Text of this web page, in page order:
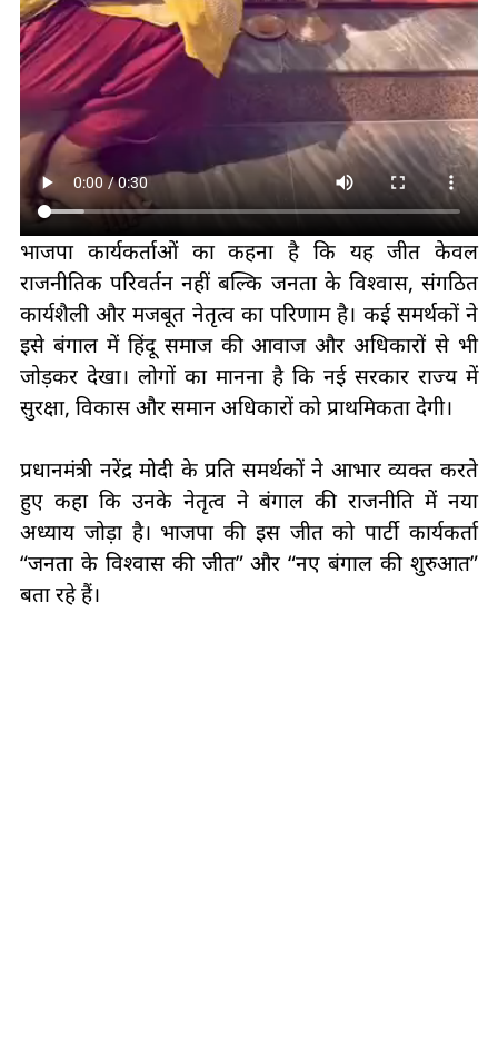
भाजपा कार्यकर्ताओं का कहना है कि यह जीत केवल
राजनीतिक परिवर्तन नहीं बल्कि जनता के विश्वास, संगठित
कार्यशैली और मजबूत नेतृत्व का परिणाम है। कई समर्थकों ने
इसे बंगाल में हिंदू समाज की आवाज और अधिकारों से भी
जोड़कर देखा। लोगों का मानना है कि नई सरकार राज्य में
सुरक्षा, विकास और समान अधिकारों को प्राथमिकता देगी।
प्रधानमंत्री नरेंद्र मोदी के प्रति समर्थकों ने आभार व्यक्त करते
हुए कहा कि उनके नेतृत्व ने बंगाल की राजनीति में नया
अध्याय जोड़ा है। भाजपा की इस जीत को पार्टी कार्यकर्ता
“जनता के विश्वास की जीत” और “नए बंगाल की शुरुआत”
बता रहे हैं।